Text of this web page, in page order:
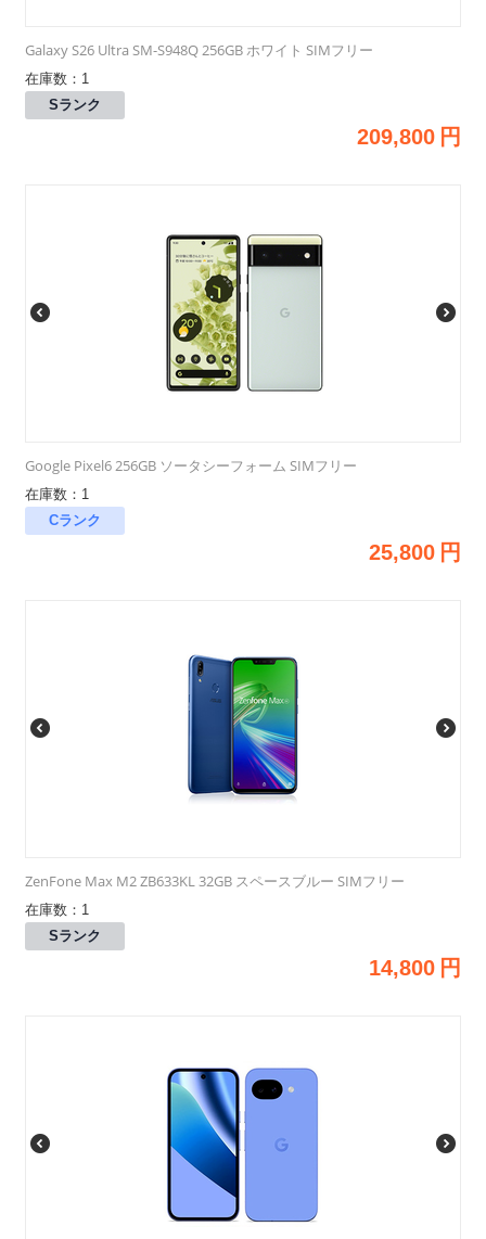
Galaxy S26 Ultra SM-S948Q 256GB ホワイト SIMフリー
在庫数：1
Sランク
209,800 円
Google Pixel6 256GB ソータシーフォーム SIMフリー
在庫数：1
Cランク
25,800 円
ZenFone Max M2 ZB633KL 32GB スペースブルー SIMフリー
在庫数：1
Sランク
14,800 円